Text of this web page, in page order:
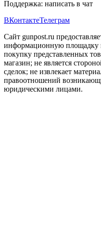
Поддержка: написать в чат
ВКонтактеТелеграм
Сайт gunpost.ru
информационную площадку
покупку представленных
магазин; не является
сделок; не извлекает
правоотношений
юридическими лицами.